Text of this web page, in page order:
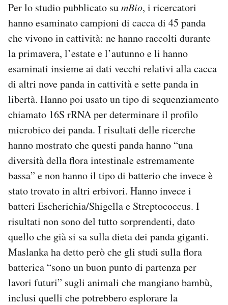
Per lo studio pubblicato sumBio, i ricercatori
hanno esaminato campioni di cacca di 45 panda
che vivono in cattività: ne hanno raccolti durante
la primavera, l’estate e l’autunno e li hanno
esaminati insieme ai dati vecchi relativi alla cacca
di altri nove panda in cattività e sette panda in
libertà. Hanno poi usato un tipo di sequenziamento
chiamato 16S rRNA per determinare il profilo
microbico dei panda. I risultati delle ricerche
hanno mostrato che questi panda hanno “una
diversità della flora intestinale estremamente
bassa” e non hanno il tipo di batterio che invece è
stato trovato in altri erbivori. Hanno invece i
batteri Escherichia/Shigella e Streptococcus. I
risultati non sono del tutto sorprendenti, dato
quello che già si sa sulla dieta dei panda giganti.
Maslanka ha detto però che gli studi sulla flora
batterica “sono un buon punto di partenza per
lavori futuri” sugli animali che mangiano bambù,
inclusi quelli che potrebbero esplorare la